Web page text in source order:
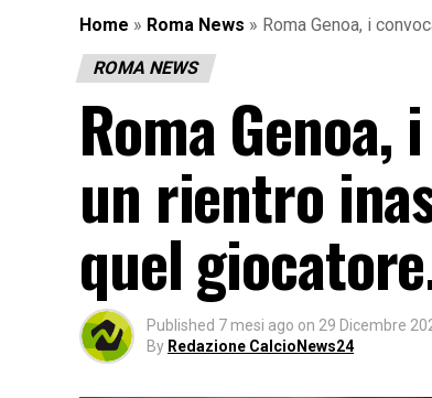
Home » Roma News » Roma Genoa, i
ROMA NEWS
Roma Genoa,
un rientro
quel
Published 7 mesi ago on 29 Dicembre
By Redazione CalcioNews24